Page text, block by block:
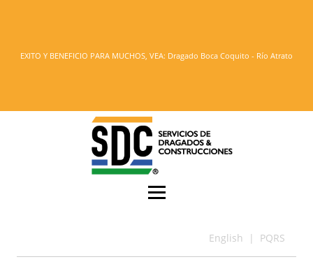
EXITO Y BENEFICIO PARA MUCHOS, VEA: Dragado Boca Coquito - Río Atrato
English | PQRS